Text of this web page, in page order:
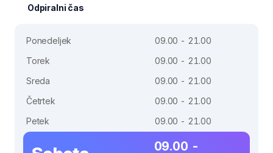
Odpiralni čas
Ponedeljek
09.00 - 21.00
Torek
09.00 - 21.00
Sreda
09.00 - 21.00
Četrtek
09.00 - 21.00
Petek
09.00 - 21.00
09.00 -